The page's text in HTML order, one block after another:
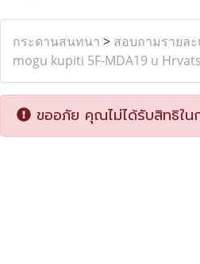
กระดานสนทนา > สอบถามรายละ
mogu kupiti 5F-MDA19 u
ขออภัย คุณไม่ได้รับสิทธิใน